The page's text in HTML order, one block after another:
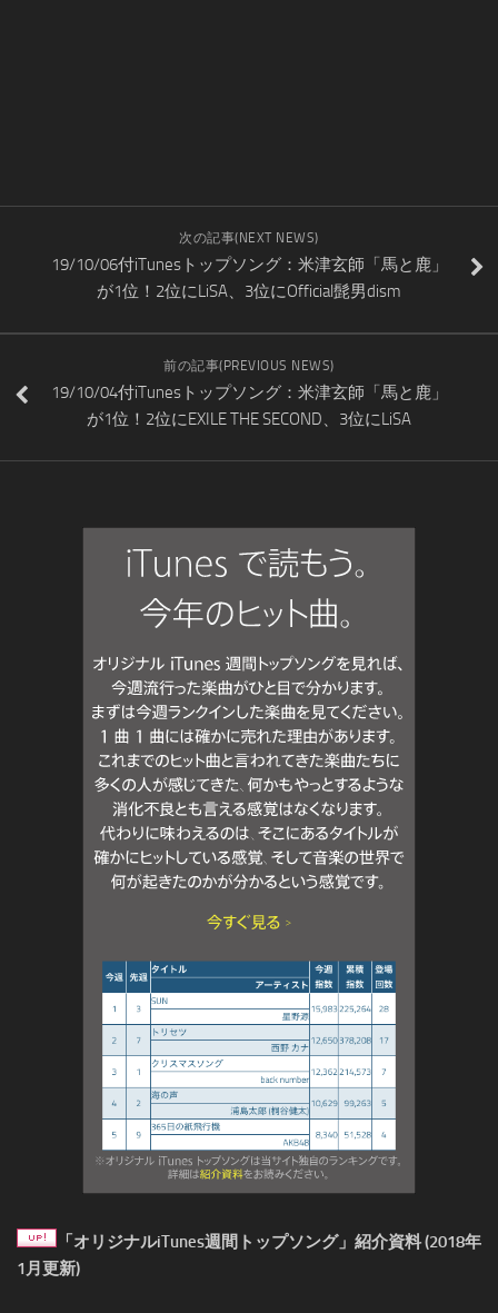
次の記事(NEXT NEWS)
19/10/06付iTunesトップソング：米津玄師「馬と鹿」
が1位！2位にLiSA、3位にOfficial髭男dism
前の記事(PREVIOUS NEWS)
19/10/04付iTunesトップソング：米津玄師「馬と鹿」
が1位！2位にEXILE THE SECOND、3位にLiSA
「オリジナルiTunes週間トップソング」紹介資料 (2018年
1月更新)